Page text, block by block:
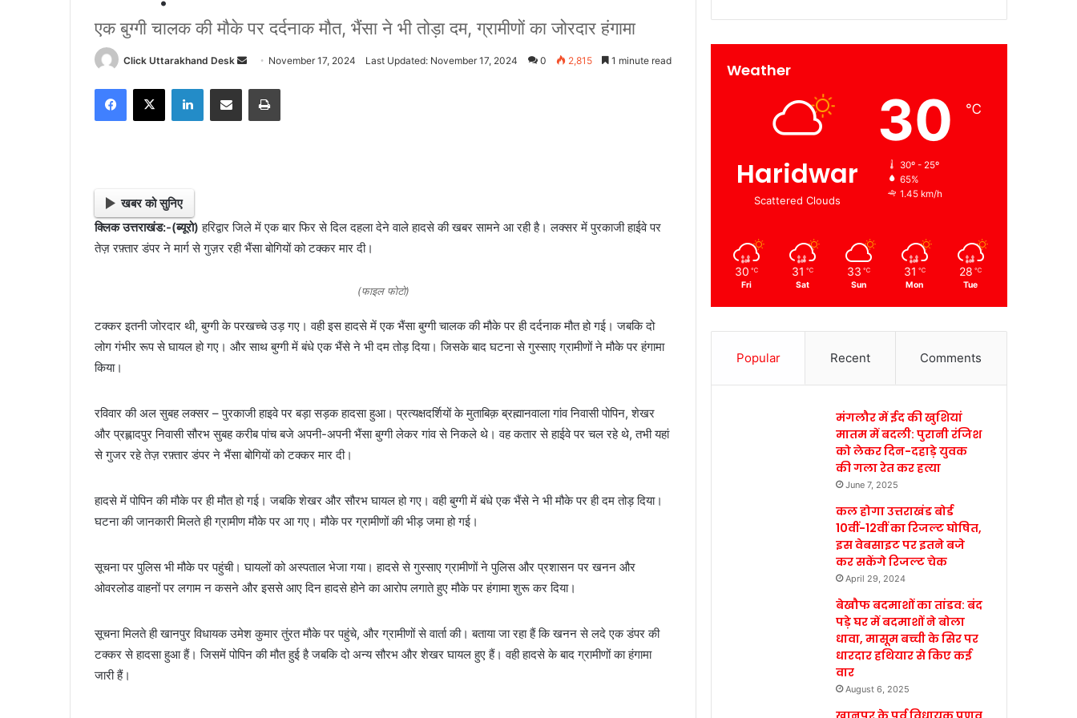
एक बुग्गी चालक की मौके पर दर्दनाक मौत, भैंसा ने भी तोड़ा दम, ग्रामीणों का जोरदार हंगामा
Click Uttarakhand Desk
d
i
l
November 17, 2024 Last Updated: November 17, 2024 0 2,815 1 minute read
खबर को सुनिए
क्लिक उत्तराखंड:-(ब्यूरो) हरिद्वार जिले में एक बार फिर से दिल दहला देने वाले हादसे की खबर सामने आ रही है। लक्सर में पुरकाजी हाईवे पर
तेज़ रफ़्तार डंपर ने मार्ग से गुज़र रही भैंसा बोगियों को टक्कर मार दी।
(फाइल फोटो)
टक्कर इतनी जोरदार थी, बुग्गी के परखच्चे उड़ गए। वही इस हादसे में एक भैंसा बुग्गी चालक की मौके पर ही दर्दनाक मौत हो गई। जबकि दो
लोग गंभीर रूप से घायल हो गए। और साथ बुग्गी में बंधे एक भैंसे ने भी दम तोड़ दिया। जिसके बाद घटना से गुस्साए ग्रामीणों ने मौके पर हंगामा
किया।
रविवार की अल सुबह लक्सर – पुरकाजी हाइवे पर बड़ा सड़क हादसा हुआ। प्रत्यक्षदर्शियों के मुताबिक़ ब्रह्मानवाला गांव निवासी पोपिन, शेखर
और प्रह्लादपुर निवासी सौरभ सुबह करीब पांच बजे अपनी-अपनी भैंसा बुग्गी लेकर गांव से निकले थे। वह कतार से हाईवे पर चल रहे थे, तभी यहां
से गुजर रहे तेज़ रफ़्तार डंपर ने भैंसा बोगियों को टक्कर मार दी।
हादसे में पोपिन की मौके पर ही मौत हो गई। जबकि शेखर और सौरभ घायल हो गए। वही बुग्गी में बंधे एक भैंसे ने भी मौके पर ही दम तोड़ दिया।
घटना की जानकारी मिलते ही ग्रामीण मौके पर आ गए। मौके पर ग्रामीणों की भीड़ जमा हो गई।
सूचना पर पुलिस भी मौके पर पहुंची। घायलों को अस्पताल भेजा गया। हादसे से गुस्साए ग्रामीणों ने पुलिस और प्रशासन पर खनन और
ओवरलोड वाहनों पर लगाम न कसने और इससे आए दिन हादसे होने का आरोप लगाते हुए मौके पर हंगामा शुरू कर दिया।
सूचना मिलते ही खानपुर विधायक उमेश कुमार तुंरत मौके पर पहुंचे, और ग्रामीणों से वार्ता की। बताया जा रहा हैं कि खनन से लदे एक डंपर की
टक्कर से हादसा हुआ हैं। जिसमें पोपिन की मौत हुई है जबकि दो अन्य सौरभ और शेखर घायल हुए हैं। वही हादसे के बाद ग्रामीणों का हंगामा
जारी हैं।
Weather
Haridwar
Scattered Clouds
30 ℃
30º - 25º
65%
1.45 km/h
30 ℃
Fri
31 ℃
Sat
33 ℃
Sun
31 ℃
Mon
28 ℃
Tue
Popular Recent Comments
मंगलौर में ईद की खुशियां
मातम में बदली: पुरानी रंजिश
को लेकर दिन-दहाड़े युवक
की गला रेत कर हत्या
June 7, 2025
कल होगा उत्तराखंड बोर्ड
10वीं-12वीं का रिजल्ट घोषित,
इस वेबसाइट पर इतने बजे
कर सकेंगे रिजल्ट चेक
April 29, 2024
बेखौफ बदमाशों का तांडव: बंद
पड़े घर में बदमाशों ने बोला
धावा, मासूम बच्ची के सिर पर
धारदार हथियार से किए कई
वार
August 6, 2025